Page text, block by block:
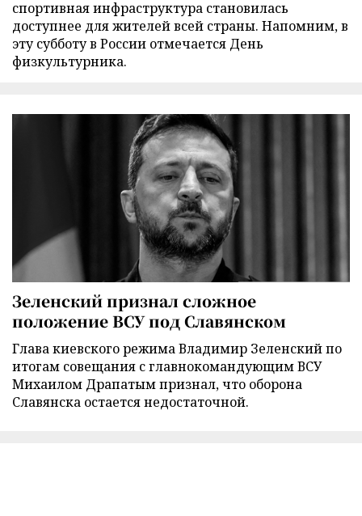
спортивная инфраструктура становилась
доступнее для жителей всей страны. Напомним, в
эту субботу в России отмечается День
физкультурника.
Зеленский признал сложное
положение ВСУ под Славянском
Глава киевского режима Владимир Зеленский по
итогам совещания с главнокомандующим ВСУ
Михаилом Драпатым признал, что оборона
Славянска остается недостаточной.